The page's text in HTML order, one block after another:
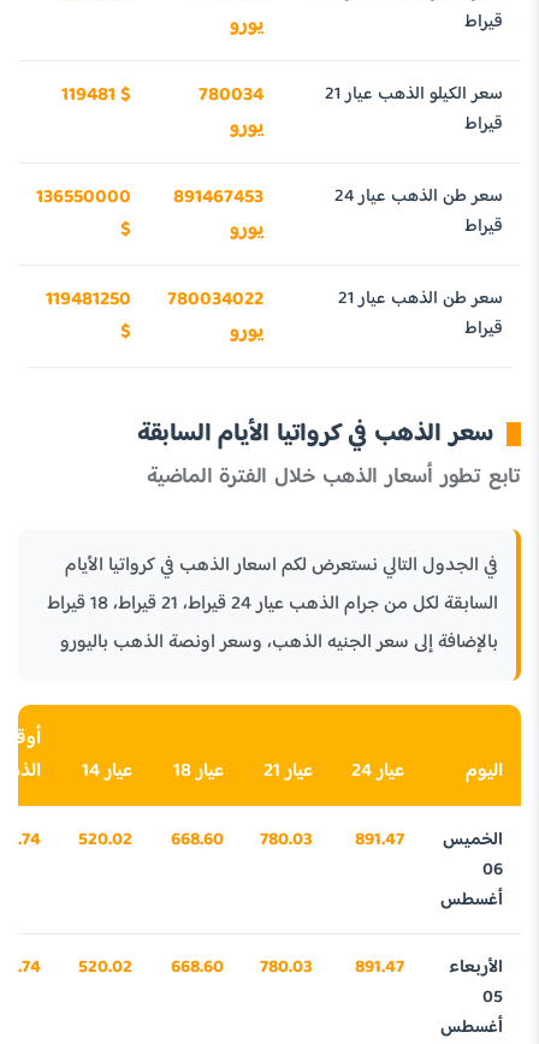
قيراط
يورو
سعر الكيلو الذهب عيار 21
قيراط
780034
يورو
119481 $
سعر طن الذهب عيار 24
قيراط
891467453
يورو
136550000
$
سعر طن الذهب عيار 21
قيراط
780034022
يورو
119481250
$
سعر الذهب في كرواتيا الأيام السابقة
تابع تطور أسعار الذهب خلال الفترة الماضية
في الجدول التالي نستعرض لكم اسعار الذهب في كرواتيا الأيام
السابقة لكل من جرام الذهب عيار 24 قيراط، 21 قيراط، 18 قيراط
بالإضافة إلى سعر الجنيه الذهب، وسعر اونصة الذهب باليورو
اليوم عيار 24 عيار 21 عيار 18 عيار 14
أوقية
الخميس
06
أغسطس
891.47
780.03
668.60
520.02
الأربعاء
05
أغسطس
891.47
780.03
668.60
520.02